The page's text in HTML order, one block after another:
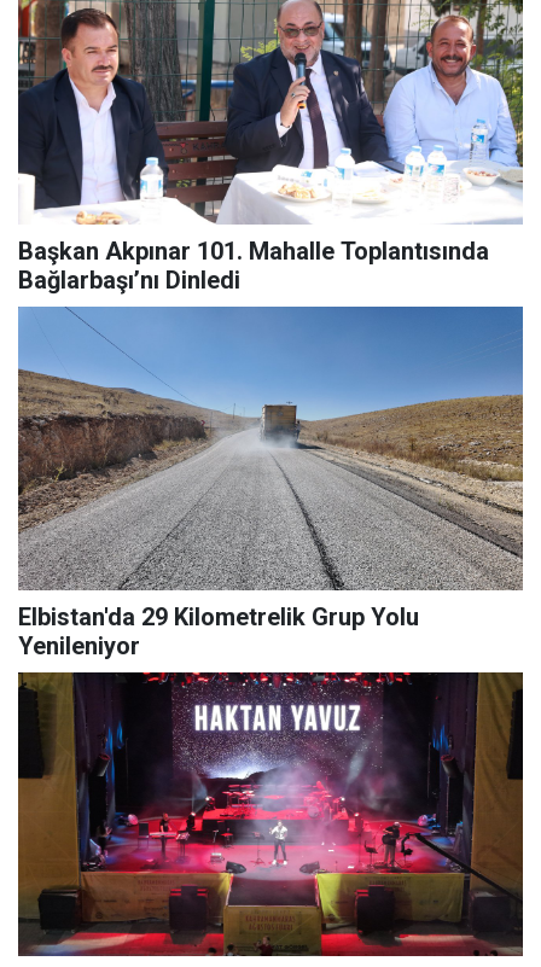
Başkan Akpınar 101. Mahalle Toplantısında
Bağlarbaşı’nı Dinledi
Elbistan'da 29 Kilometrelik Grup Yolu
Yenileniyor